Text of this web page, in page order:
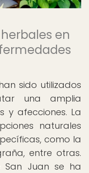
en
sido utilizados
una amplia
y afecciones. La
naturales
como la
entre otras.
San Juan se ha